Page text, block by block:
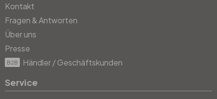
Kontakt
Fragen & Antworten
Über uns
Presse
B2B Händler / Geschäftskunden
Service